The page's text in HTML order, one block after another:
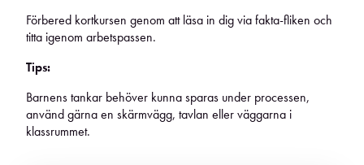
Förbered kortkursen genom att läsa in dig via fakta-fliken och
titta igenom arbetspassen.
Tips:
Barnens tankar behöver kunna sparas under processen,
använd gärna en skärmvägg, tavlan eller väggarna i
klassrummet.